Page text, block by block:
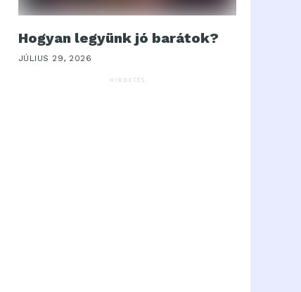
Hogyan legyünk jó barátok?
JÚLIUS 29, 2026
HIRDETÉS